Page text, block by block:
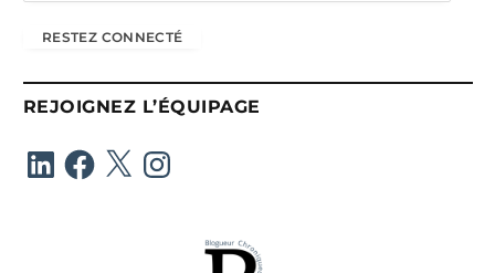
s
e
m
RESTEZ CONNECTÉ
REJOIGNEZ L’ÉQUIPAGE
LinkedInFacebook
X Instagram